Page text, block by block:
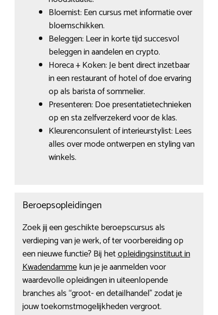
Bloemist: Een cursus met informatie over
bloemschikken.
Beleggen: Leer in korte tijd succesvol
beleggen in aandelen en crypto.
Horeca + Koken: Je bent direct inzetbaar
in een restaurant of hotel of doe ervaring
op als barista of sommelier.
Presenteren: Doe presentatietechnieken
op en sta zelfverzekerd voor de klas.
Kleurenconsulent of interieurstylist: Lees
alles over mode ontwerpen en styling van
winkels.
Beroepsopleidingen
Zoek jij een geschikte beroepscursus als
verdieping van je werk, of ter voorbereiding op
een nieuwe functie? Bij hetopleidingsinstituut in
Kwadendammekun je je aanmelden voor
waardevolle opleidingen in uiteenlopende
branches als “groot- en detailhandel” zodat je
jouw toekomstmogelijkheden vergroot.